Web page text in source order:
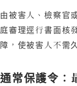
由被害人、檢察官
庭審理逕行書面核
障，使被害人不需
通常保護令：